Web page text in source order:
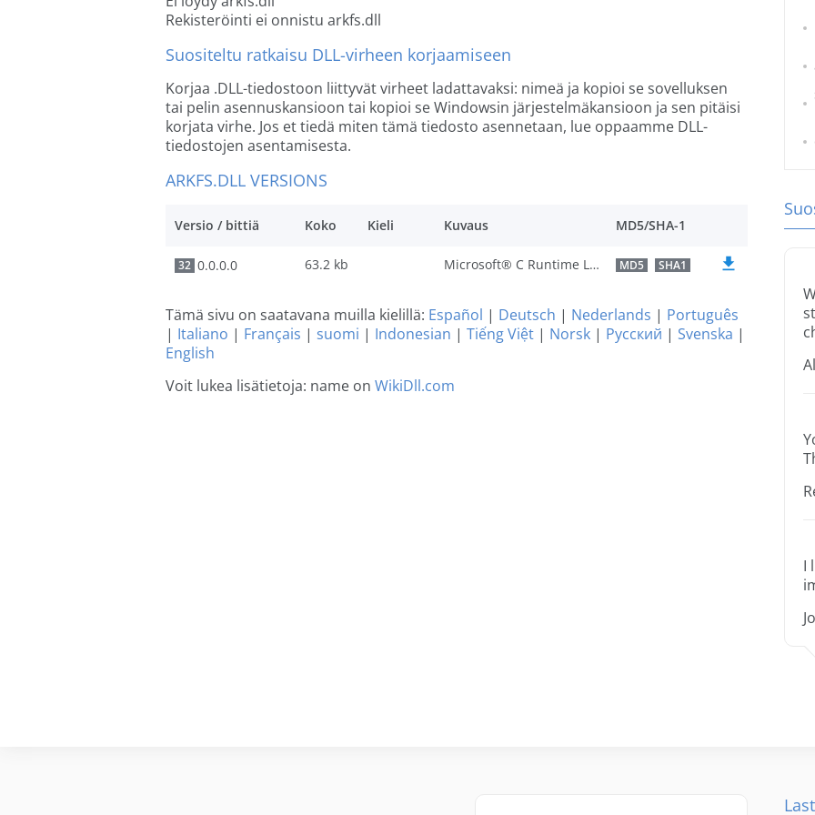
Rekisteröinti ei onnistu arkfs.dll
Suositeltu ratkaisu DLL-virheen korjaamiseen
Korjaa .DLL-tiedostoon liittyvät virheet ladattavaksi: nimeä ja kopioi se sovelluksen
tai pelin asennuskansioon tai kopioi se Windowsin järjestelmäkansioon ja sen pitäisi
korjata virhe. Jos et tiedä miten tämä tiedosto asennetaan, lue oppaamme DLL-
tiedostojen asentamisesta.
ARKFS.DLL VERSIONS
Versio / bittiä Koko Kieli Kuvaus MD5/SHA-1
32 0.0.0.0 63.2 kb Microsoft® C Runtime Library MD5 SHA1
Tämä sivu on saatavana muilla kielillä: Español | Deutsch | Nederlands | Português
| Italiano | Français | suomi | Indonesian | Tiếng Việt | Norsk | Русский | Svenska |
English
Voit lukea lisätietoja: name on WikiDll.com
I